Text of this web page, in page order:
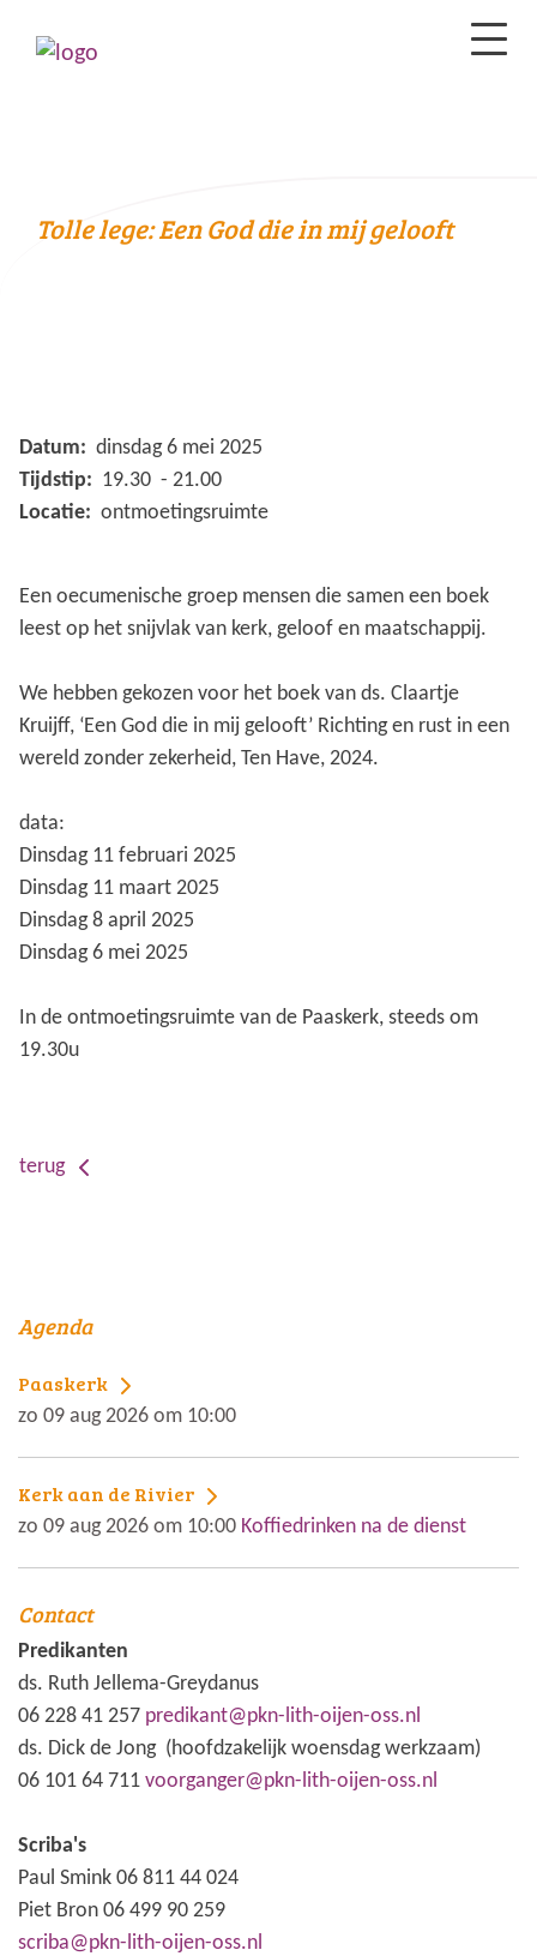
Tolle lege: Een God die in mij gelooft
Datum: dinsdag 6 mei 2025
Tijdstip: 19.30 - 21.00
Locatie: ontmoetingsruimte
Een oecumenische groep mensen die samen een boek
leest op het snijvlak van kerk, geloof en maatschappij.
We hebben gekozen voor het boek van ds. Claartje
Kruijff, ‘Een God die in mij gelooft’ Richting en rust in een
wereld zonder zekerheid, Ten Have, 2024.
data:
Dinsdag 11 februari 2025
Dinsdag 11 maart 2025
Dinsdag 8 april 2025
Dinsdag 6 mei 2025
In de ontmoetingsruimte van de Paaskerk, steeds om
19.30u
terug
Agenda
Paaskerk
zo 09 aug 2026 om 10:00
Kerk aan de Rivier
zo 09 aug 2026 om 10:00 Koffiedrinken na de dienst
Contact
Predikanten
ds. Ruth Jellema-Greydanus
06 228 41 257 predikant@pkn-lith-oijen-oss.nl
ds. Dick de Jong (hoofdzakelijk woensdag werkzaam)
06 101 64 711 voorganger@pkn-lith-oijen-oss.nl
Scriba's
Paul Smink 06 811 44 024
Piet Bron 06 499 90 259
scriba@pkn-lith-oijen-oss.nl